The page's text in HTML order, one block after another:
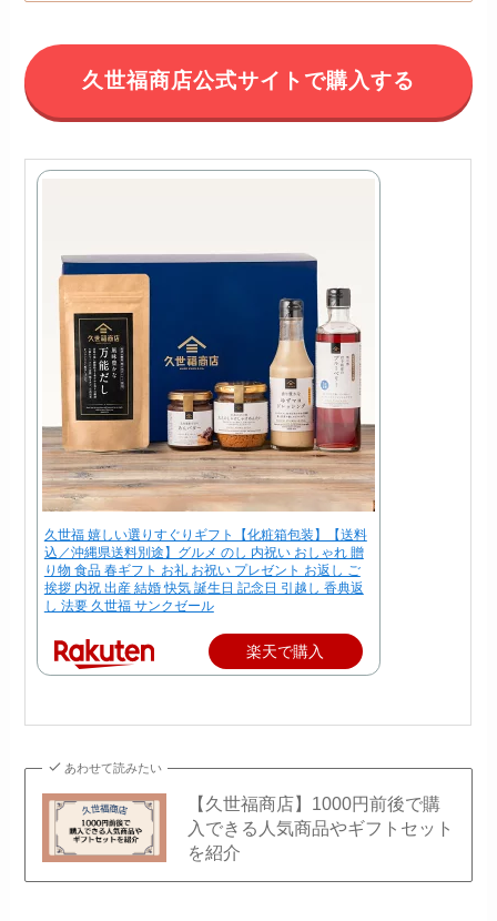
久世福商店公式サイトで購入する
久世福 嬉しい選りすぐりギフト【化粧箱包装】【送料
込／沖縄県送料別途】グルメ のし 内祝い おしゃれ 贈
り物 食品 春ギフト お礼 お祝い プレゼント お返し ご
挨拶 内祝 出産 結婚 快気 誕生日 記念日 引越し 香典返
し 法要 久世福 サンクゼール
楽天で購入
あわせて読みたい
【久世福商店】1000円前後で購
入できる人気商品やギフトセット
を紹介